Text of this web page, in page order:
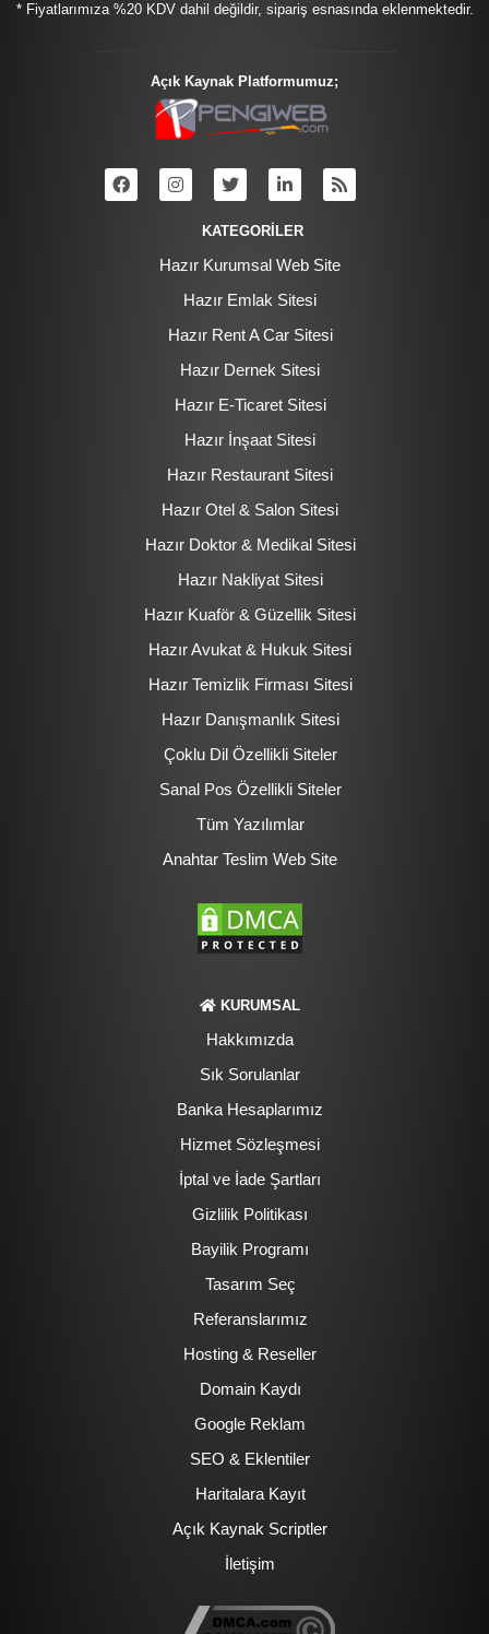
* Fiyatlarımıza %20 KDV dahil değildir, sipariş esnasında eklenmektedir.
Açık Kaynak Platformumuz;
KATEGORİLER
Hazır Kurumsal Web Site
Hazır Emlak Sitesi
Hazır Rent A Car Sitesi
Hazır Dernek Sitesi
Hazır E-Ticaret Sitesi
Hazır İnşaat Sitesi
Hazır Restaurant Sitesi
Hazır Otel & Salon Sitesi
Hazır Doktor & Medikal Sitesi
Hazır Nakliyat Sitesi
Hazır Kuaför & Güzellik Sitesi
Hazır Avukat & Hukuk Sitesi
Hazır Temizlik Firması Sitesi
Hazır Danışmanlık Sitesi
Çoklu Dil Özellikli Siteler
Sanal Pos Özellikli Siteler
Tüm Yazılımlar
Anahtar Teslim Web Site
KURUMSAL
Hakkımızda
Sık Sorulanlar
Banka Hesaplarımız
Hizmet Sözleşmesi
İptal ve İade Şartları
Gizlilik Politikası
Bayilik Programı
Tasarım Seç
Referanslarımız
Hosting & Reseller
Domain Kaydı
Google Reklam
SEO & Eklentiler
Haritalara Kayıt
Açık Kaynak Scriptler
İletişim